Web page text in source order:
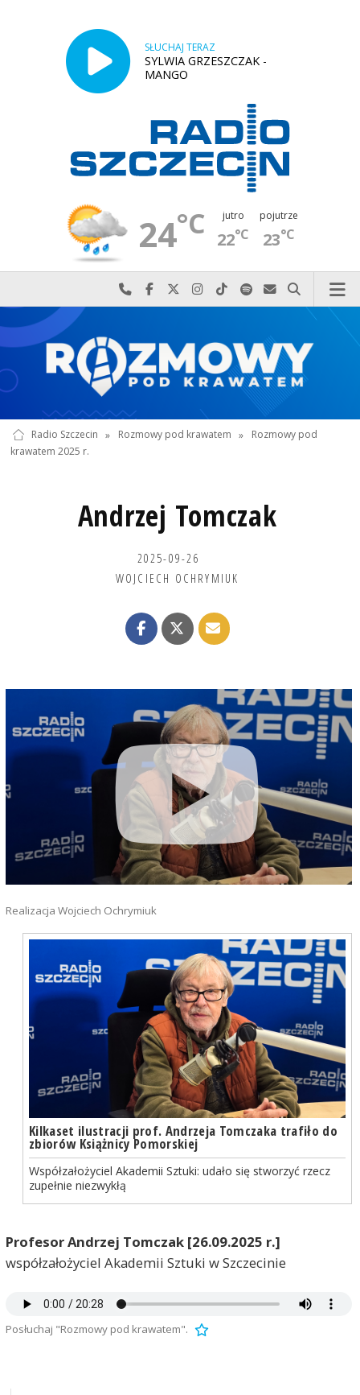
SŁUCHAJ TERAZ
SYLWIA GRZESZCZAK -
MANGO
24°C jutro
22°C
pojutrze
23°C
Najlepiej po prostu do nas zadzwoń
Odwiedź nas na Facebook-u
Odwiedź nas na X
Odwiedź nas na Instagram-ie
Odwiedź nas na TikTok-u
Szukaj nas na Spotify
Wyślij do nas
Szukaj
Radio Szczecin » Rozmowy pod krawatem »
Rozmowy pod
krawatem 2025 r.
Andrzej Tomczak
2025-09-26
WOJCIECH OCHRYMIUK
Realizacja Wojciech Ochrymiuk
Kilkaset ilustracji prof. Andrzeja Tomczaka trafiło do
zbiorów Książnicy Pomorskiej
Współzałożyciel Akademii Sztuki: udało się stworzyć rzecz
zupełnie niezwykłą
Profesor Andrzej Tomczak [26.09.2025 r.]
współzałożyciel Akademii Sztuki w Szczecinie
Posłuchaj "Rozmowy pod krawatem".